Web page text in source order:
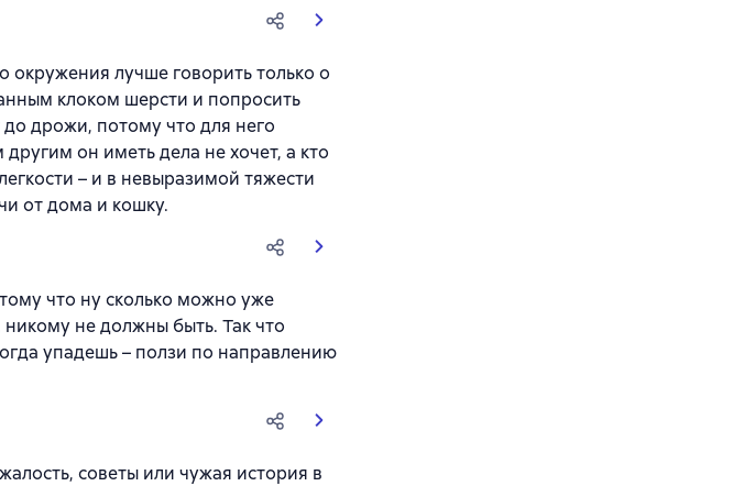
лучше говорить только о
клоком шерсти и попросить
дрожи, потому что для него
он иметь дела не хочет, а кто
– и в невыразимой тяжести
от дома и кошку.
что ну сколько можно уже
не должны быть. Так что
упадешь – ползи по направлению
советы или чужая история в